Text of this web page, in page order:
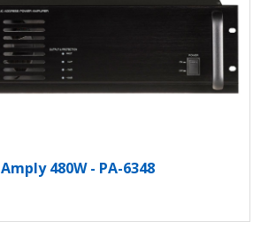
Amply 480W - PA-6348